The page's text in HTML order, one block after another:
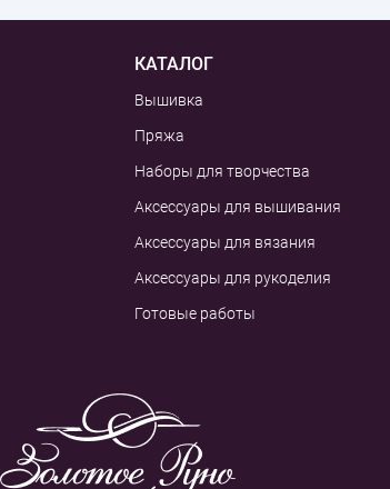
КАТАЛОГ
Вышивка
Пряжа
Наборы для творчества
Аксессуары для вышивания
Аксессуары для вязания
Аксессуары для рукоделия
Готовые работы